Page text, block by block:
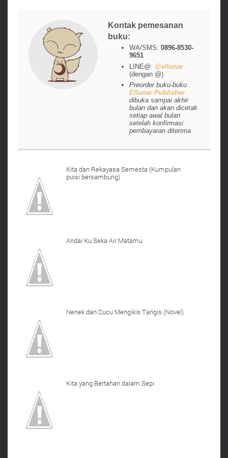
Kontak pemesanan
buku:
WA/SMS:0896-8530-
9651
LINE@:@ellunar
(dengan @)
Preorder buku-buku
Ellunar Publisher
dibuka sampai akhir
bulan dan akan dicetak
setiap awal bulan
setelah konfirmasi
pembayaran diterima
Kita dan Rekayasa Semesta (Kumpulan
puisi bersambung)
Andai Ku Seka Air Matamu
Nenek dan Cucu Mengikis Tangis (Novel)
Kita yang Bertahan dalam Sepi